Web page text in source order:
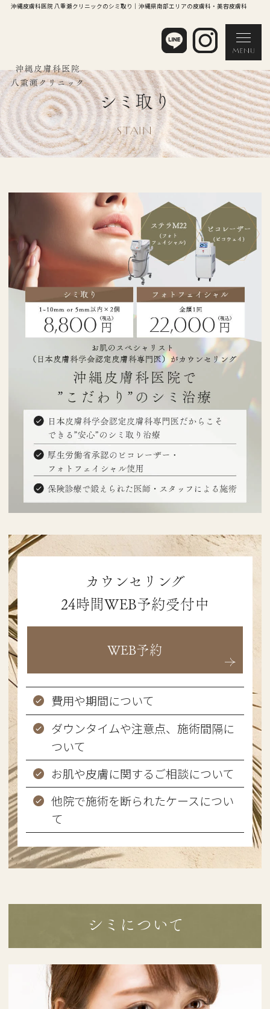
沖縄皮膚科医院 八重瀬クリニックのシミ取り｜沖縄県南部エリアの皮膚科・美容皮膚科
シミ取り
STAIN
カウンセリング
24時間WEB予約受付中
WEB予約
費用や期間について
ダウンタイムや注意点、施術間隔に
ついて
お肌や皮膚に関するご相談について
他院で施術を断られたケースについ
て
シミについて